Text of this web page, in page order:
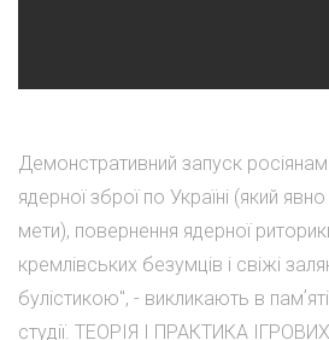
Демонстративний запуск
ядерної зброї по Україні (який
мети), повернення ядерної
кремлівських безумців і свіжі
булістикою", - викликають в
студії. ТЕОРІЯ І ПРАКТИКА